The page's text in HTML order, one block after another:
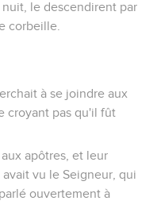
le descendirent par
corbeille.
à se joindre aux
croyant pas qu'il fût
apôtres, et leur
vu le Seigneur, qui
ouvertement à